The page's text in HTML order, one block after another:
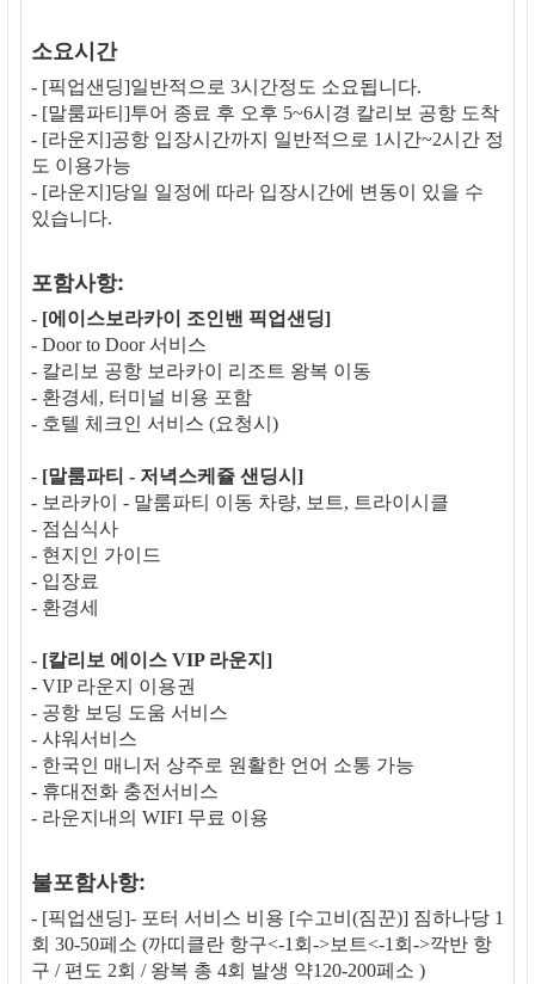
소요시간
- [픽업샌딩]일반적으로 3시간정도 소요됩니다.
- [말룸파티]투어 종료 후 오후 5~6시경 칼리보 공항 도착
- [라운지]공항 입장시간까지 일반적으로 1시간~2시간 정
도 이용가능
- [라운지]당일 일정에 따라 입장시간에 변동이 있을 수
있습니다.
포함사항:
- [에이스보라카이 조인밴 픽업샌딩]
- Door to Door 서비스
- 칼리보 공항 보라카이 리조트 왕복 이동
- 환경세, 터미널 비용 포함
- 호텔 체크인 서비스 (요청시)
- [말룸파티 - 저녁스케쥴 샌딩시]
- 보라카이 - 말룸파티 이동 차량, 보트, 트라이시클
- 점심식사
- 현지인 가이드
- 입장료
- 환경세
- [칼리보 에이스 VIP 라운지]
- VIP 라운지 이용권
- 공항 보딩 도움 서비스
- 샤워서비스
- 한국인 매니저 상주로 원활한 언어 소통 가능
- 휴대전화 충전서비스
- 라운지내의 WIFI 무료 이용
불포함사항:
- [픽업샌딩]- 포터 서비스 비용 [수고비(짐꾼)] 짐하나당 1
회 30-50페소 (까띠클란 항구<-1회->보트<-1회->깍반 항
구 / 편도 2회 / 왕복 총 4회 발생 약120-200페소 )